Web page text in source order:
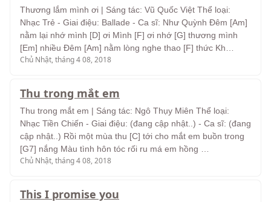
Thương lắm mình ơi | Sáng tác: Vũ Quốc Việt Thể loại:
Nhạc Trẻ - Giai điệu: Ballade - Ca sĩ: Như Quỳnh Đêm [Am]
nằm lại nhớ mình [D] ơi Mình [F] ơi nhớ [G] thương mình
[Em] nhiều Đêm [Am] nằm lòng nghe thao [F] thức Kh…
Chủ Nhật, tháng 4 08, 2018
Thu trong mắt em
Thu trong mắt em | Sáng tác: Ngô Thụy Miên Thể loại:
Nhạc Tiền Chiến - Giai điệu: (đang cập nhật..) - Ca sĩ: (đang
cập nhật..) Rồi một mùa thu [C] tới cho mắt em buồn trong
[G7] nắng Màu tình hôn tóc rối ru má em hồng …
Chủ Nhật, tháng 4 08, 2018
This I promise you